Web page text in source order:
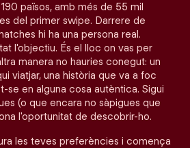
països, amb més de 55 mil
del primer swipe. Darrere de
hi ha una persona real.
l'objectiu. És el lloc on vas per
manera no hauries conegut: un
viatjar, una història que va a foc
se en alguna cosa autèntica. Sigui
(o que encara no sàpigues que
l'oportunitat de descobrir-ho.
les teves preferències i comença